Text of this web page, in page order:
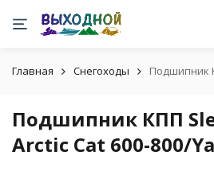
Главная Снегоходы Подшипник
Подшипник КПП
Arctic Cat 600-800/